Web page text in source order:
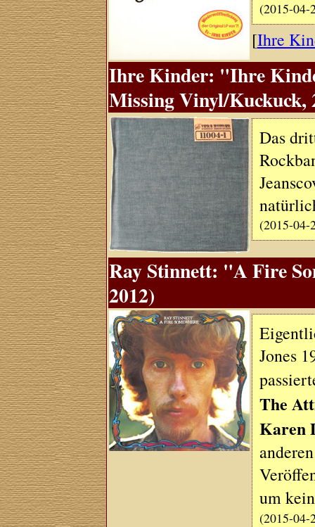
(2015-04-
[Ihre
Ihre Kinder: "Ihre
Missing Vinyl/Kuckuck,
Das
(2015-04-
Ray Stinnett: "A Fire
2012)
Jones
The
Karen
um
(2015-04-